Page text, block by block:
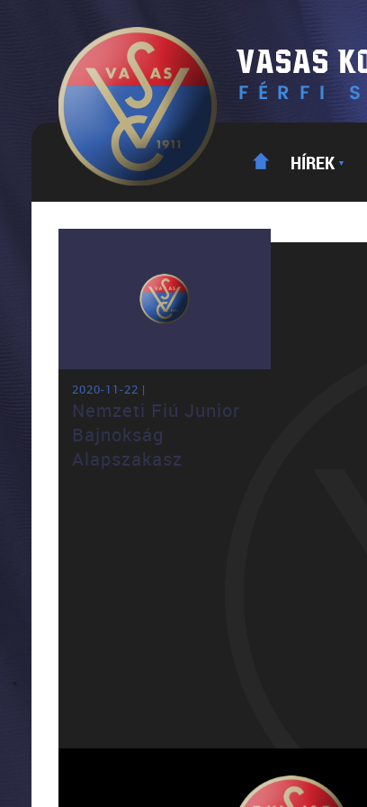
HÍREK ▼
2020-11-22 |
Nemzeti Fiú Junior
Bajnokság
Alapszakasz